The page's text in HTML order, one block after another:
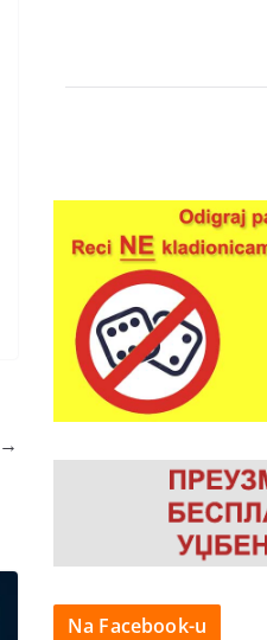
→
Na Facebook-u